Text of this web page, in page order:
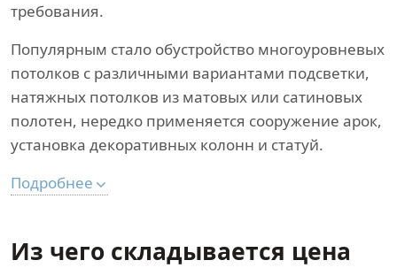
требования.
Популярным стало обустройство многоуровневых
потолков с различными вариантами подсветки,
натяжных потолков из матовых или сатиновых
полотен, нередко применяется сооружение арок,
установка декоративных колонн и статуй.
Подробнее
Из чего складывается цена